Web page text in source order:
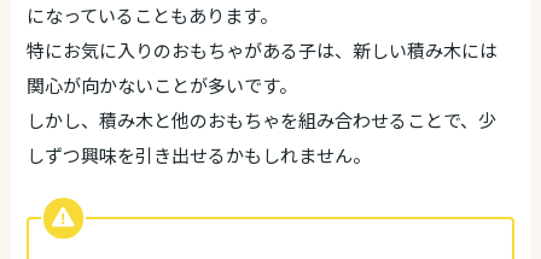
になっていることもあります。
特にお気に入りのおもちゃがある子は、新しい積み木には
関心が向かないことが多いです。
しかし、積み木と他のおもちゃを組み合わせることで、少
しずつ興味を引き出せるかもしれません。